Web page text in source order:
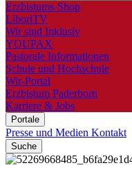
Erzbistums-Shop
LiboriTV
Wir sind Inklusiv
YOUPAX
Pastorale Informationen
Schule und Hochschule
Wir-Portal
Erzbistum Paderborn
Karriere & Jobs
Portale
Presse und Medien Kontakt
Suche